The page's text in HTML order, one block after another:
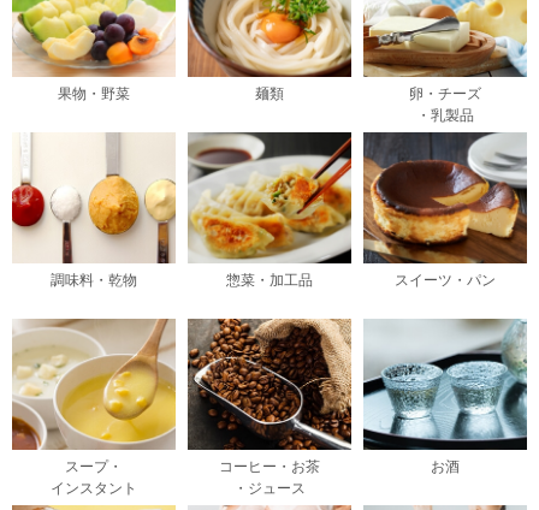
果物・野菜 麺類
卵・チーズ
・乳製品
調味料・乾物 惣菜・加工品 スイーツ・パン
スープ・
インスタント
コーヒー・お茶
・ジュース
お酒